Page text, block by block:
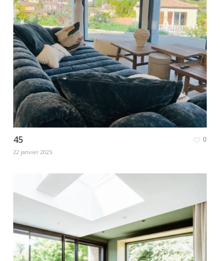
45
22 janvier 2025
0